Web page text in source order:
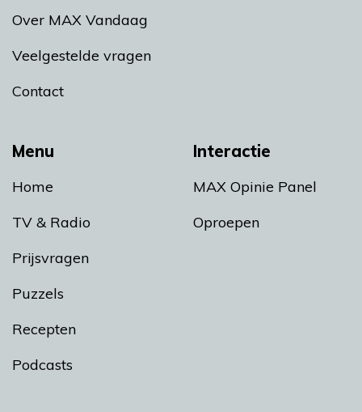
Menu
Home
TV & Radio
Prijsvragen
Puzzels
Recepten
Podcasts
Interactie
MAX Opinie Panel
Oproepen
Over MAX Vandaag
Veelgestelde vragen
Contact